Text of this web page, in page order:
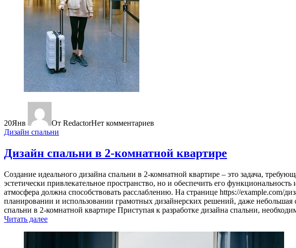
20Янв От RedactorНет комментариев
Дизайн спальни
Дизайн спальни в 2-комнатной квартире
Создание идеального дизайна спальни в 2-комнатной квартире – это задача,
эстетически привлекательное пространство, но и обеспечить его
атмосфера должна способствовать расслаблению. На странице https://
планировании и использовании грамотных дизайнерских решений, даже
спальни в 2-комнатной квартире Приступая к разработке дизайна спальни,
Читать далее